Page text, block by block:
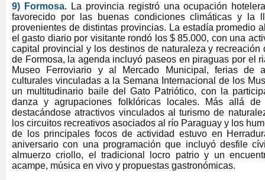
9) Formosa. La provincia registró una ocupación
favorecido por las buenas condiciones climáticas y la
provenientes de distintas provincias. La estadía promedio
el gasto diario por visitante rondó los $ 85.000, con una
capital provincial y los destinos de naturaleza y recreación
de Formosa, la agenda incluyó paseos en piraguas por el
Museo Ferroviario y al Mercado Municipal, ferias de
culturales vinculadas a la Semana Internacional de los
un multitudinario baile del Gato Patriótico, con la
danza y agrupaciones folklóricas locales. Más allá
destacándose atractivos vinculados al turismo de
los circuitos recreativos asociados al río Paraguay y los
de los principales focos de actividad estuvo en
aniversario con una programación que incluyó desfile
almuerzo criollo, el tradicional locro patrio y un
acampe, música en vivo y propuestas gastronómicas.